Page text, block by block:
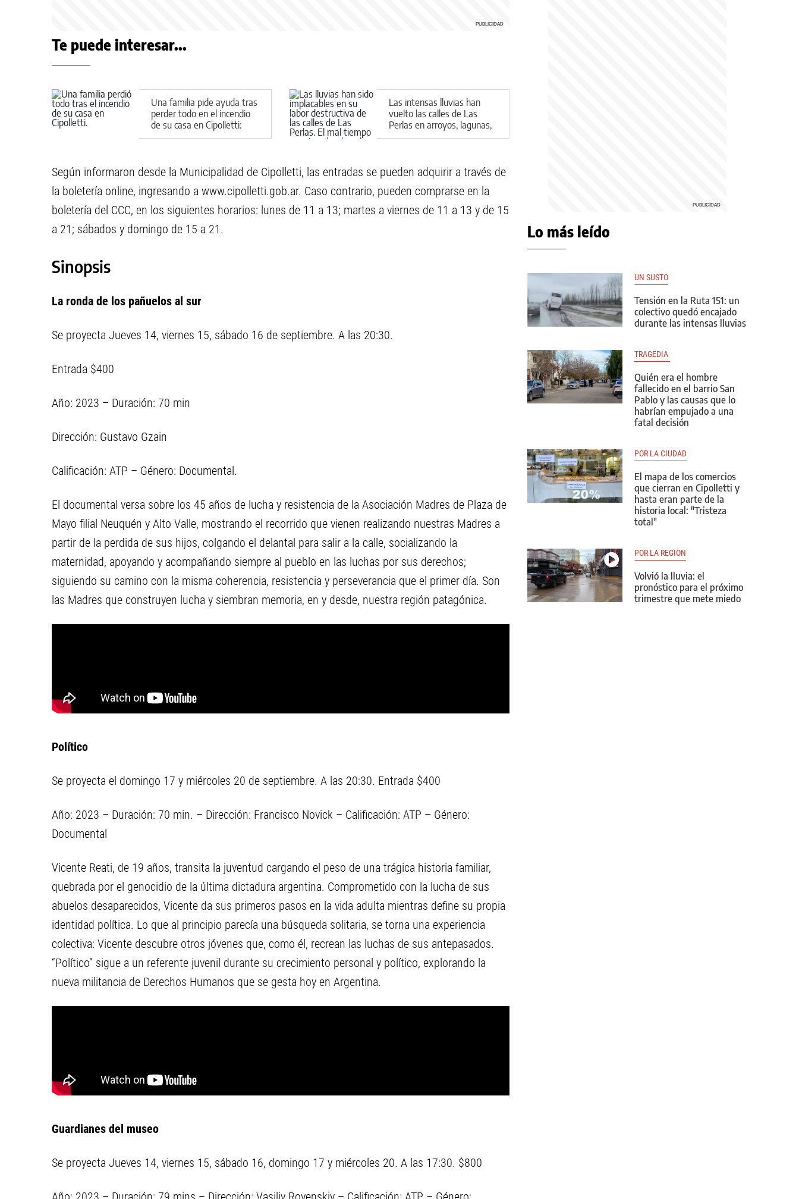
Te puede interesar...
Una familia pide ayuda tras
perder todo en el incendio
de su casa en Cipolletti:
cómo colaborar
Las intensas lluvias han
vuelto las calles de Las
Perlas en arroyos, lagunas,
charcas y lodazales
Según informaron desde la Municipalidad de Cipolletti, las entradas se pueden adquirir a través de
la boletería online, ingresando a www.cipolletti.gob.ar. Caso contrario, pueden comprarse en la
boletería del CCC, en los siguientes horarios: lunes de 11 a 13; martes a viernes de 11 a 13 y de 15
a 21; sábados y domingo de 15 a 21.
Sinopsis
La ronda de los pañuelos al sur
Se proyecta Jueves 14, viernes 15, sábado 16 de septiembre. A las 20:30.
Entrada $400
Año: 2023 – Duración: 70 min
Dirección: Gustavo Gzain
Calificación: ATP – Género: Documental.
El documental versa sobre los 45 años de lucha y resistencia de la Asociación Madres de Plaza de
Mayo filial Neuquén y Alto Valle, mostrando el recorrido que vienen realizando nuestras Madres a
partir de la perdida de sus hijos, colgando el delantal para salir a la calle, socializando la
maternidad, apoyando y acompañando siempre al pueblo en las luchas por sus derechos;
siguiendo su camino con la misma coherencia, resistencia y perseverancia que el primer día. Son
las Madres que construyen lucha y siembran memoria, en y desde, nuestra región patagónica.
Político
Se proyecta el domingo 17 y miércoles 20 de septiembre. A las 20:30. Entrada $400
Año: 2023 – Duración: 70 min. – Dirección: Francisco Novick – Calificación: ATP – Género:
Documental
Vicente Reati, de 19 años, transita la juventud cargando el peso de una trágica historia familiar,
quebrada por el genocidio de la última dictadura argentina. Comprometido con la lucha de sus
abuelos desaparecidos, Vicente da sus primeros pasos en la vida adulta mientras define su propia
identidad política. Lo que al principio parecía una búsqueda solitaria, se torna una experiencia
colectiva: Vicente descubre otros jóvenes que, como él, recrean las luchas de sus antepasados.
“Político” sigue a un referente juvenil durante su crecimiento personal y político, explorando la
nueva militancia de Derechos Humanos que se gesta hoy en Argentina.
Guardianes del museo
Se proyecta Jueves 14, viernes 15, sábado 16, domingo 17 y miércoles 20. A las 17:30. $800
Lo más leído
UN SUSTO
Tensión en la Ruta 151: un
colectivo quedó encajado
durante las intensas lluvias
TRAGEDIA
Quién era el hombre
fallecido en el barrio San
Pablo y las causas que lo
habrían empujado a una
fatal decisión
POR LA CIUDAD
El mapa de los comercios
que cierran en Cipolletti y
hasta eran parte de la
historia local: "Tristeza
total"
POR LA REGIÓN
Volvió la lluvia: el
pronóstico para el próximo
trimestre que mete miedo